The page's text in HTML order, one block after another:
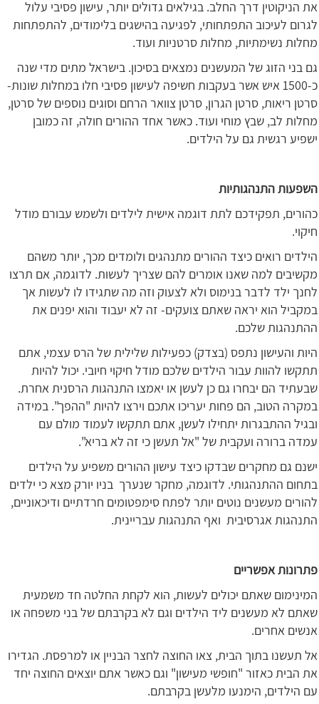
את הניקוטין דרך החלב. בגילאים גדולים יותר, עישון פסיבי עלול
לגרום לעיכוב התפתחותי, לפגיעה בהישגים בלימודים, להתפתחות
מחלות נשימתיות, מחלות סרטניות ועוד.
גם בני הזוג של המעשנים נמצאים בסיכון. בישראל מתים מדי שנה
כ-1500 איש אשר בעקבות חשיפה לעישון פסיבי חלו במחלות שונות-
סרטן ריאות, סרטן הגרון, סרטן צוואר הרחם וסוגים נוספים של סרטן,
מחלות לב, שבץ מוחי ועוד. כאשר אחד ההורים חולה, זה כמובן
ישפיע רגשית גם על הילדים.
השפעות התנהגותיות
כהורים, תפקידכם לתת דוגמה אישית לילדים ולשמש עבורם מודל
חיקוי.
הילדים רואים כיצד ההורים מתנהגים ולומדים מכך, יותר משהם
מקשיבים למה שאנו אומרים להם שצריך לעשות. לדוגמה, אם תרצו
לחנך ילד לדבר בנימוס ולא לצעוק וזה מה שתגידו לו לעשות אך
במקביל הוא יראה שאתם צועקים- זה לא יעבוד והוא יפנים את
ההתנהגות שלכם.
היות והעישון נתפס (בצדק) כפעילות שלילית של הרס עצמי, אתם
תתקשו להוות עבור הילדים שלכם מודל חיקוי חיובי. יכול להיות
שבעתיד הם יבחרו גם כן לעשן או יאמצו התנהגות הרסנית אחרת.
במקרה הטוב, הם פחות יעריכו אתכם וירצו להיות "ההפך". במידה
ובגיל ההתבגרות יתחילו לעשן, אתם תתקשו לעמוד מולם עם
עמדה ברורה ועקבית של "אל תעשן כי זה לא בריא".
ישנם גם מחקרים שבדקו כיצד עישון ההורים משפיע על הילדים
בתחום ההתנהגותי. לדוגמה, מחקר שנערך בניו יורק מצא כי ילדים
להורים מעשנים נוטים יותר לפתח סימפטומים חרדתיים ודיכאוניים,
התנהגות אגרסיבית ואף התנהגות עבריינית.
פתרונות אפשריים
המינימום שאתם יכולים לעשות, הוא לקחת החלטה חד משמעית
שאתם לא מעשנים ליד הילדים וגם לא בקרבתם של בני משפחה או
אנשים אחרים.
אל תעשנו בתוך הבית, צאו החוצה לחצר הבניין או למרפסת. הגדירו
את הבית כאזור "חופשי מעישון" וגם כאשר אתם יוצאים החוצה יחד
עם הילדים, הימנעו מלעשן בקרבתם.